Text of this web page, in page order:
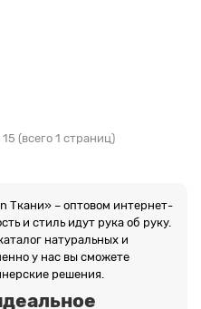
(всего 1 страниц)
Ткани» – оптовом интернет-
и стиль идут рука об руку.
натуральных и
у нас вы сможете
решения.